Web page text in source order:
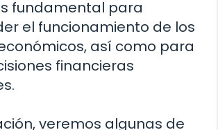
fundamental para
el funcionamiento de los
así como para
financieras
veremos algunas de